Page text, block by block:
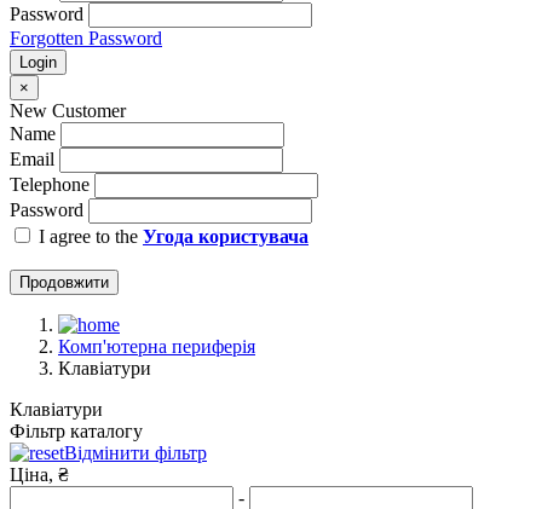
Password
Forgotten Password
Login
×
New Customer
Name
Email
Telephone
Password
I agree to the Угода користувача
Продовжити
Комп'ютерна периферія
Клавіатури
Клавіатури
Фільтр каталогу
Відмінити фільтр
Ціна, ₴
-